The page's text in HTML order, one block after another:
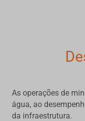
As operações de
água, ao
da infraestrutura.